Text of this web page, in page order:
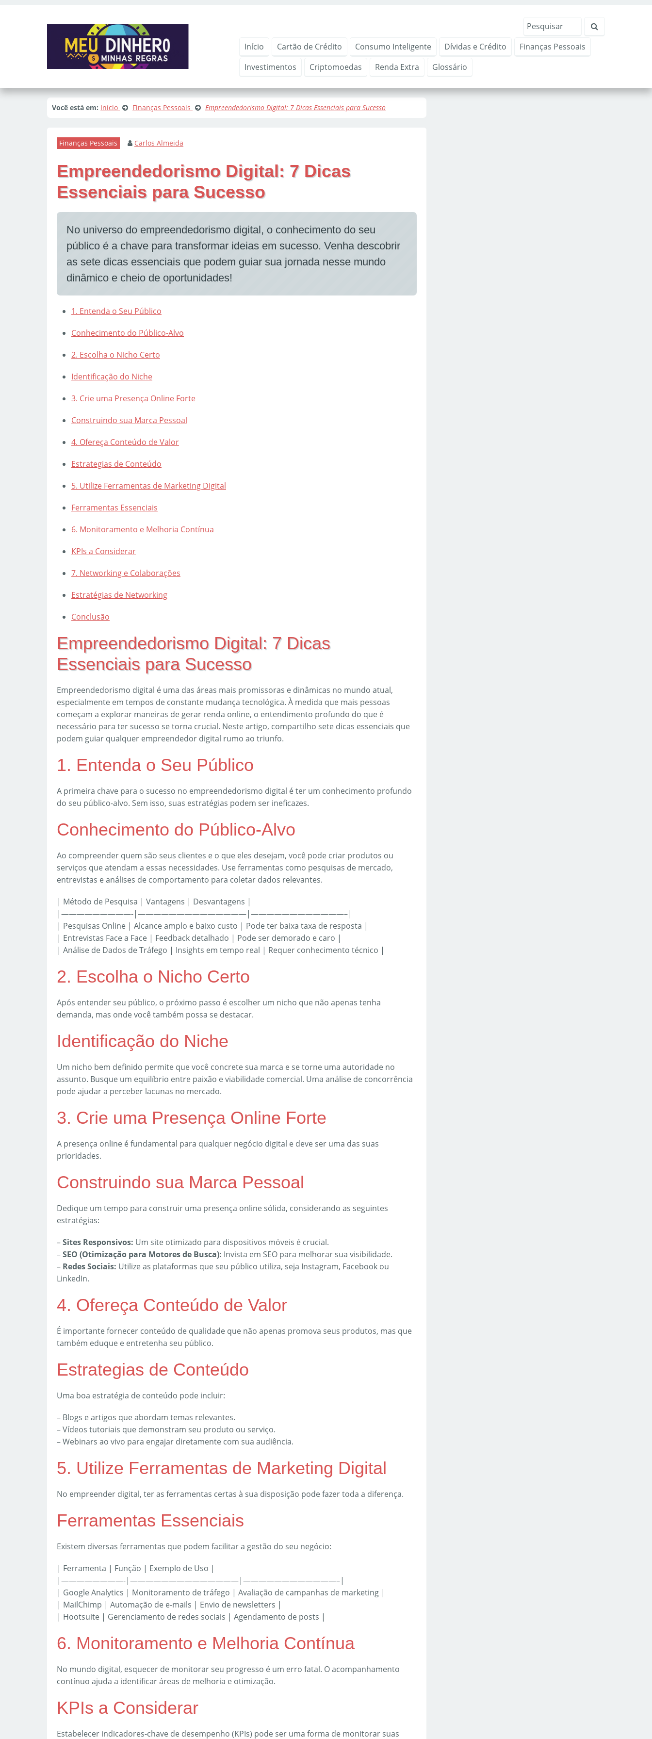
Início Cartão de Crédito Consumo Inteligente Dívidas e Crédito
Finanças Pessoais
Investimentos
Criptomoedas Renda Extra Glossário
Você está em: Início Finanças Pessoais Empreendedorismo Digital: 7 Dicas Essenciais para Sucesso
Finanças Pessoais Carlos Almeida
Empreendedorismo Digital: 7 Dicas
Essenciais para Sucesso
No universo do empreendedorismo digital, o conhecimento do seu
público é a chave para transformar ideias em sucesso. Venha descobrir
as sete dicas essenciais que podem guiar sua jornada nesse mundo
dinâmico e cheio de oportunidades!
1. Entenda o Seu Público
Conhecimento do Público-Alvo
2. Escolha o Nicho Certo
Identificação do Niche
3. Crie uma Presença Online Forte
Construindo sua Marca Pessoal
4. Ofereça Conteúdo de Valor
Estrategias de Conteúdo
5. Utilize Ferramentas de Marketing Digital
Ferramentas Essenciais
6. Monitoramento e Melhoria Contínua
KPIs a Considerar
7. Networking e Colaborações
Estratégias de Networking
Conclusão
Empreendedorismo Digital: 7 Dicas
Essenciais para Sucesso
Empreendedorismo digital é uma das áreas mais promissoras e dinâmicas no mundo atual,
especialmente em tempos de constante mudança tecnológica. À medida que mais pessoas
começam a explorar maneiras de gerar renda online, o entendimento profundo do que é
necessário para ter sucesso se torna crucial. Neste artigo, compartilho sete dicas essenciais que
podem guiar qualquer empreendedor digital rumo ao triunfo.
1. Entenda o Seu Público
A primeira chave para o sucesso no empreendedorismo digital é ter um conhecimento profundo
do seu público-alvo. Sem isso, suas estratégias podem ser ineficazes.
Conhecimento do Público-Alvo
Ao compreender quem são seus clientes e o que eles desejam, você pode criar produtos ou
serviços que atendam a essas necessidades. Use ferramentas como pesquisas de mercado,
entrevistas e análises de comportamento para coletar dados relevantes.
| Método de Pesquisa | Vantagens | Desvantagens |
|—————————-|——————————————|————————————–|
| Pesquisas Online | Alcance amplo e baixo custo | Pode ter baixa taxa de resposta |
| Entrevistas Face a Face | Feedback detalhado | Pode ser demorado e caro |
| Análise de Dados de Tráfego | Insights em tempo real | Requer conhecimento técnico |
2. Escolha o Nicho Certo
Após entender seu público, o próximo passo é escolher um nicho que não apenas tenha
demanda, mas onde você também possa se destacar.
Identificação do Niche
Um nicho bem definido permite que você concrete sua marca e se torne uma autoridade no
assunto. Busque um equilíbrio entre paixão e viabilidade comercial. Uma análise de concorrência
pode ajudar a perceber lacunas no mercado.
3. Crie uma Presença Online Forte
A presença online é fundamental para qualquer negócio digital e deve ser uma das suas
prioridades.
Construindo sua Marca Pessoal
Dedique um tempo para construir uma presença online sólida, considerando as seguintes
estratégias:
–Sites Responsivos: Um site otimizado para dispositivos móveis é crucial.
–SEO (Otimização para Motores de Busca): Invista em SEO para melhorar sua visibilidade.
– Redes Sociais: Utilize as plataformas que seu público utiliza, seja Instagram, Facebook ou
LinkedIn.
4. Ofereça Conteúdo de Valor
É importante fornecer conteúdo de qualidade que não apenas promova seus produtos, mas que
também eduque e entretenha seu público.
Estrategias de Conteúdo
Uma boa estratégia de conteúdo pode incluir:
– Blogs e artigos que abordam temas relevantes.
– Vídeos tutoriais que demonstram seu produto ou serviço.
– Webinars ao vivo para engajar diretamente com sua audiência.
5. Utilize Ferramentas de Marketing Digital
No empreender digital, ter as ferramentas certas à sua disposição pode fazer toda a diferença.
Ferramentas Essenciais
Existem diversas ferramentas que podem facilitar a gestão do seu negócio:
| Ferramenta | Função | Exemplo de Uso |
|————————-|——————————————|————————————–|
| Google Analytics | Monitoramento de tráfego | Avaliação de campanhas de marketing |
| MailChimp | Automação de e-mails | Envio de newsletters |
| Hootsuite | Gerenciamento de redes sociais | Agendamento de posts |
6. Monitoramento e Melhoria Contínua
No mundo digital, esquecer de monitorar seu progresso é um erro fatal. O acompanhamento
contínuo ajuda a identificar áreas de melhoria e otimização.
KPIs a Considerar
Estabelecer indicadores-chave de desempenho (KPIs) pode ser uma forma de monitorar suas